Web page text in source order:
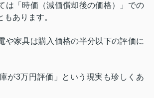
は「時価（減価償却後の価格）」での
あります。
や家具は購入価格の半分以下の評価に
が3万円評価」という現実も珍しくあ